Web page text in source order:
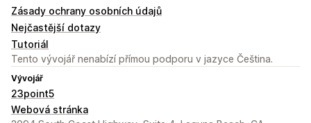
Zásady ochrany osobních údajů
Nejčastější dotazy
Tutoriál
Tento vývojář nenabízí přímou podporu v jazyce Čeština.
Vývojář
23point5
Webová stránka